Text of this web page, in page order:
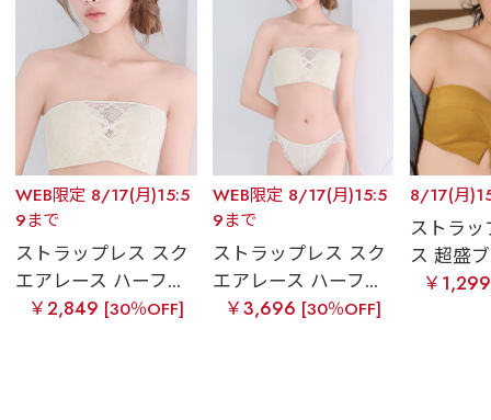
WEB限定 8/17(月)15:5
9まで
ストラップレス スク
エアレース ハーフ...
￥2,849 [30％OFF]
WEB限定 8/17(月)15:5
9まで
ストラップレス スク
エアレース ハーフ...
￥3,696 [30％OFF]
8/17(月
ストラ
ス 超盛
￥